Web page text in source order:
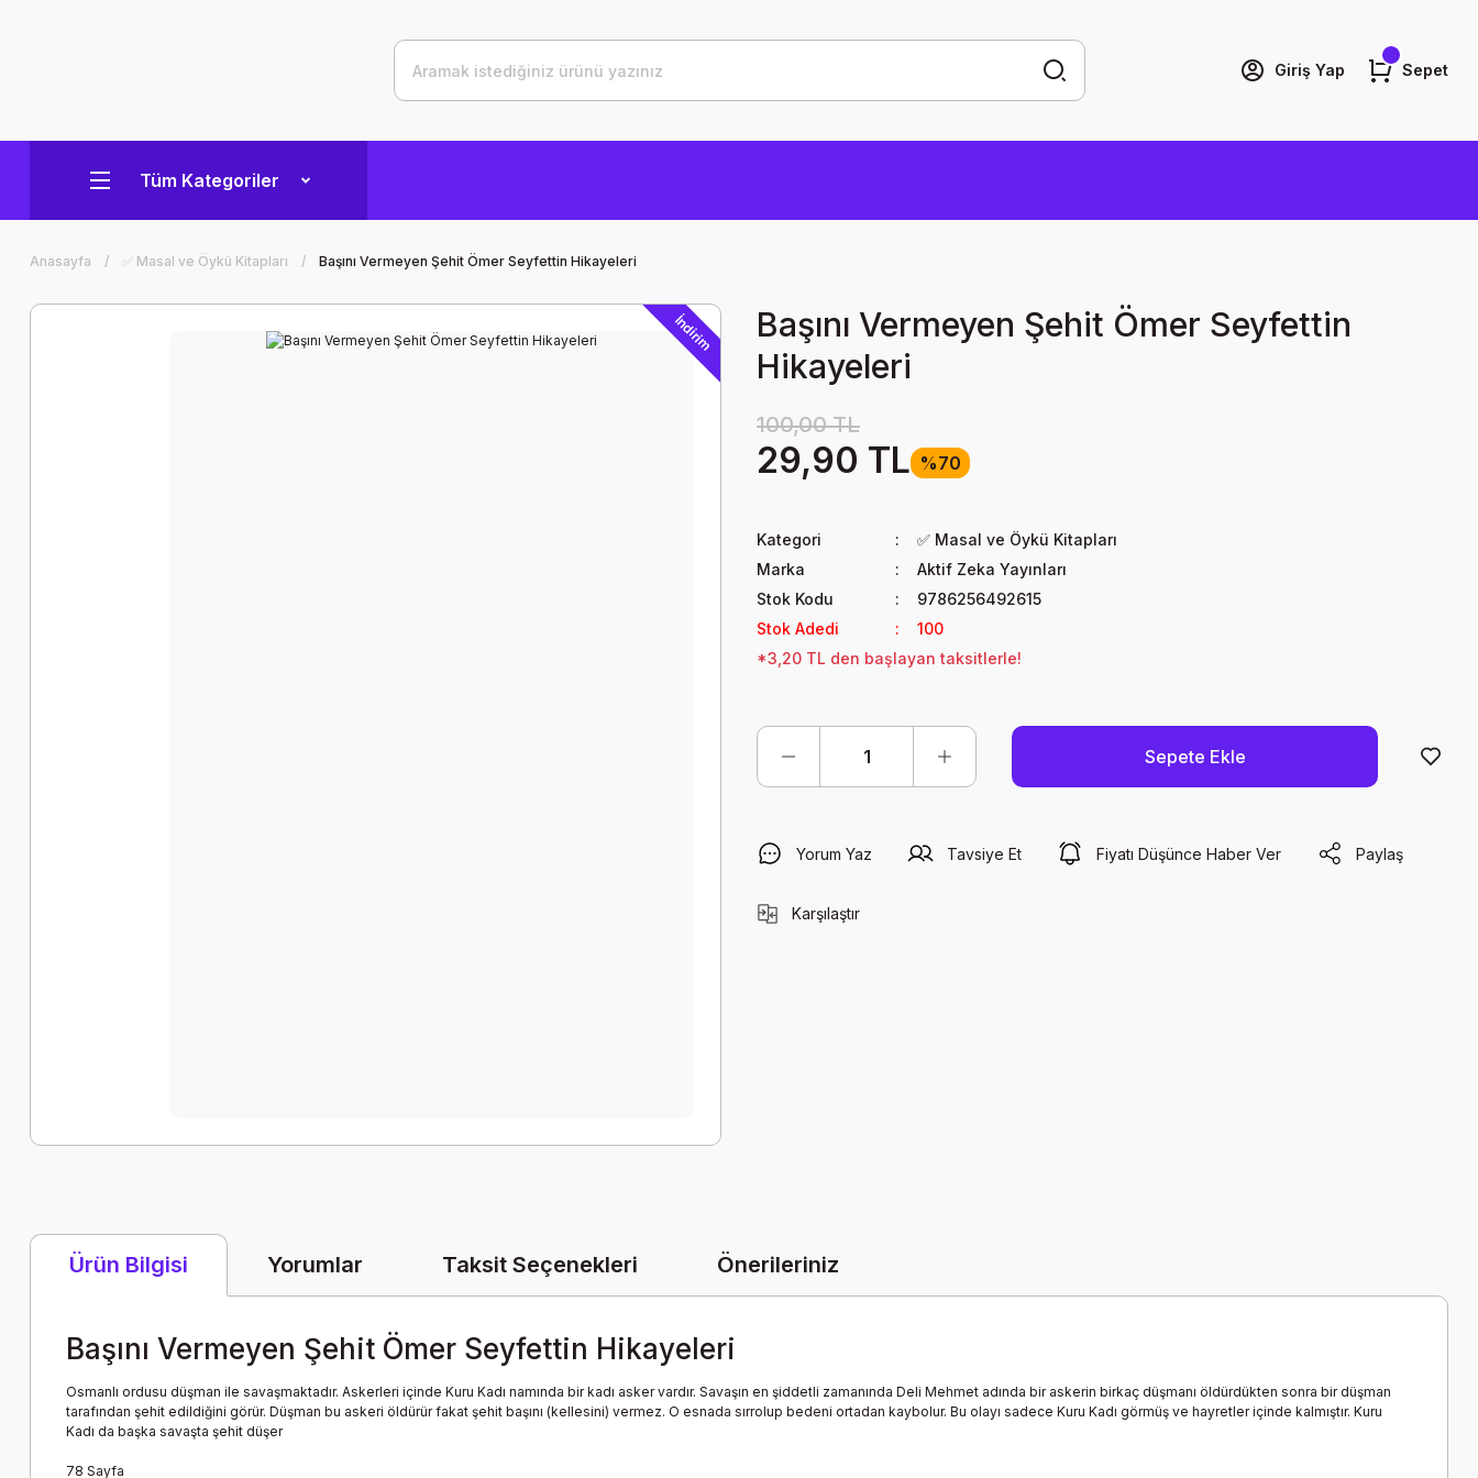
Giriş Yap Sepet
Tüm Kategoriler
Anasayfa ✅ Masal ve Öykü Kitapları Başını Vermeyen Şehit Ömer Seyfettin Hikayeleri
İndirim
Başını Vermeyen Şehit Ömer Seyfettin
Hikayeleri
100,00 TL
29,90 TL %70
Kategori
✅ Masal ve Öykü Kitapları
Marka
Aktif Zeka Yayınları
Stok Kodu
9786256492615
Stok Adedi
100
*3,20 TL den başlayan taksitlerle!
Sepete Ekle
Yorum Yaz Tavsiye Et Fiyatı Düşünce Haber Ver Paylaş
Karşılaştır
Ürün Bilgisi Yorumlar Taksit Seçenekleri Önerileriniz
Başını Vermeyen Şehit Ömer Seyfettin Hikayeleri
Osmanlı ordusu düşman ile savaşmaktadır. Askerleri içinde Kuru Kadı namında bir kadı asker vardır. Savaşın en şiddetli zamanında Deli Mehmet adında bir askerin birkaç düşmanı öldürdükten sonra bir düşman
tarafından şehit edildiğini görür. Düşman bu askeri öldürür fakat şehit başını (kellesini) vermez. O esnada sırrolup bedeni ortadan kaybolur. Bu olayı sadece Kuru Kadı görmüş ve hayretler içinde kalmıştır. Kuru
Kadı da başka savaşta şehit düşer
78 Sayfa